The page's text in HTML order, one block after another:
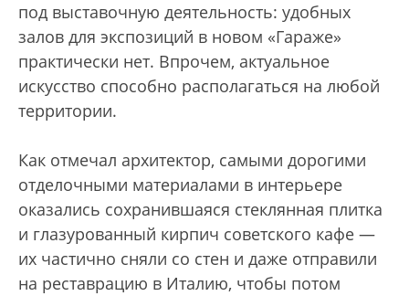
под выставочную деятельность: удобных
залов для экспозиций в новом «Гараже»
практически нет. Впрочем, актуальное
искусство способно располагаться на любой
территории.
Как отмечал архитектор, самыми дорогими
отделочными материалами в интерьере
оказались сохранившаяся стеклянная плитка
и глазурованный кирпич советского кафе —
их частично сняли со стен и даже отправили
на реставрацию в Италию, чтобы потом